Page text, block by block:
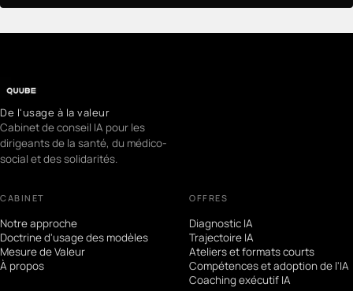
De l'usage à la valeur
Cabinet de conseil IA pour les
dirigeants de la santé, du médico-
social et des solidarités.
CABINET
Notre approche
Doctrine d'usage des modèles
Mesure de Valeur
À propos
OFFRES
Diagnostic IA
Trajectoire IA
Ateliers et formats courts
Compétences et adoption de l'IA
Coaching exécutif IA